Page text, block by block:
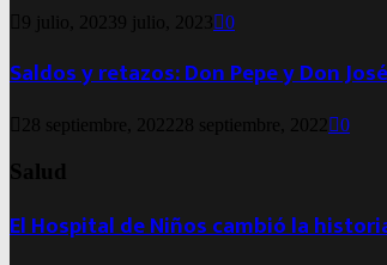
9 julio, 20239 julio, 2023 0
Saldos y retazos: Don Pepe y Don
28 septiembre, 2022 28 septiembre, 2022 0
Salud
El Hospital de Niños cambió la